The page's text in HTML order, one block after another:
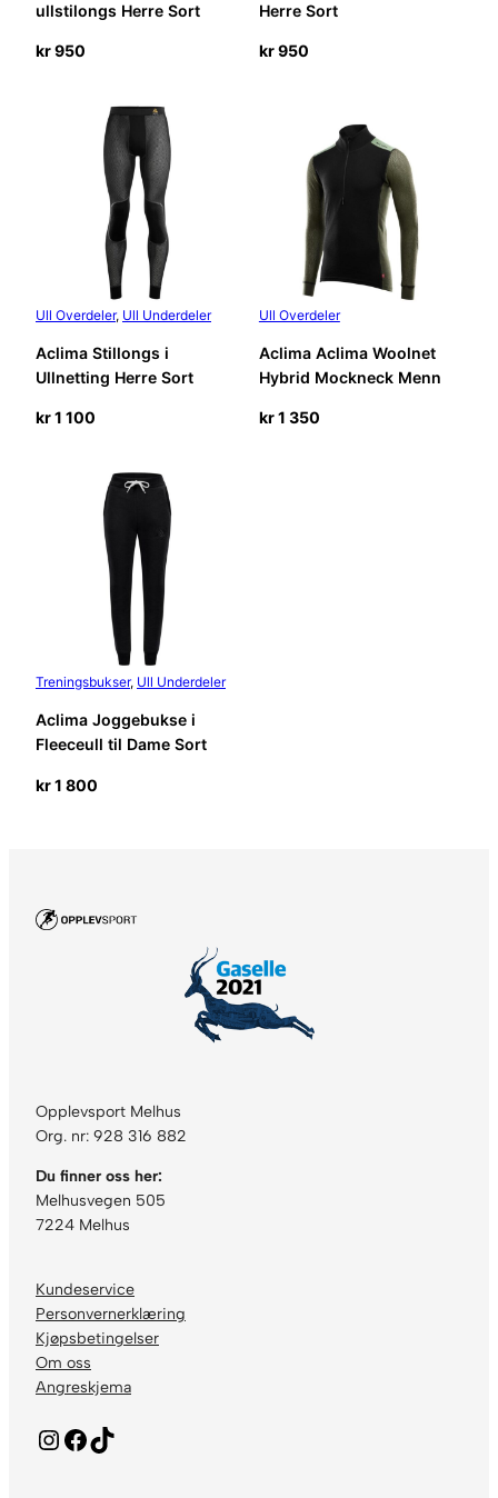
ullstilongs Herre Sort
kr950
Herre Sort
kr950
Ull Overdeler, Ull Underdeler
Aclima Stillongs i
Ullnetting Herre Sort
kr1 100
Ull Overdeler
Aclima Aclima Woolnet
Hybrid Mockneck Menn
kr1 350
Treningsbukser, Ull Underdeler
Aclima Joggebukse i
Fleeceull til Dame Sort
kr1 800
Opplevsport Melhus
Org. nr: 928 316 882
Du finner oss her:
Melhusvegen 505
7224 Melhus
Kundeservice
Personvernerklæring
Kjøpsbetingelser
Om oss
Angreskjema
Instagram Facebook TikTok